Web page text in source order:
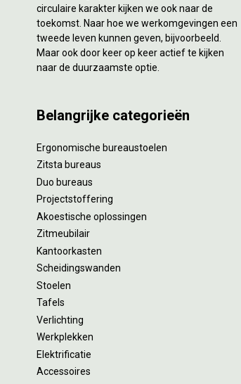
circulaire karakter kijken we ook naar de
toekomst. Naar hoe we werkomgevingen een
tweede leven kunnen geven, bijvoorbeeld.
Maar ook door keer op keer actief te kijken
naar de duurzaamste optie.
Belangrijke categorieën
Ergonomische bureaustoelen
Zitsta bureaus
Duo bureaus
Projectstoffering
Akoestische oplossingen
Zitmeubilair
Kantoorkasten
Scheidingswanden
Stoelen
Tafels
Verlichting
Werkplekken
Elektrificatie
Accessoires